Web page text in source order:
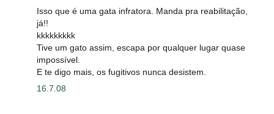
Isso que é uma gata infratora. Manda pra reabilitação,
já!!
kkkkkkkkk
Tive um gato assim, escapa por qualquer lugar quase
impossível.
E te digo mais, os fugitivos nunca desistem.
16.7.08